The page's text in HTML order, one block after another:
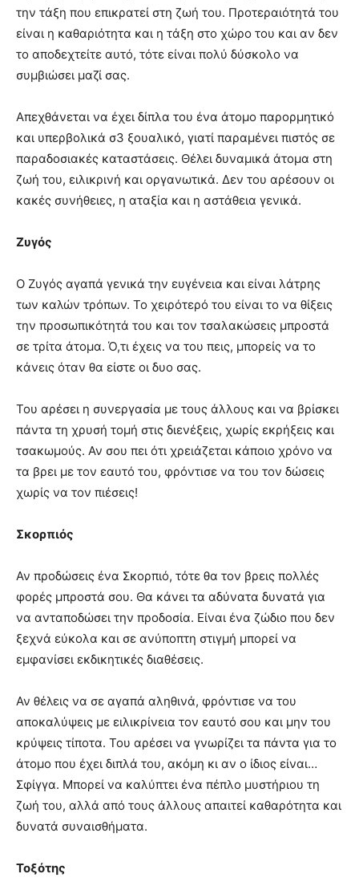
την τάξη που επικρατεί στη ζωή του. Προτεραιότητά του
είναι η καθαριότητα και η τάξη στο χώρο του και αν δεν
το αποδεχτείτε αυτό, τότε είναι πολύ δύσκολο να
συμβιώσει μαζί σας.
Απεχθάνεται να έχει δίπλα του ένα άτομο παρορμητικό
και υπερβολικά σ3 ξουαλικό, γιατί παραμένει πιστός σε
παραδοσιακές καταστάσεις. Θέλει δυναμικά άτομα στη
ζωή του, ειλικρινή και οργανωτικά. Δεν του αρέσουν οι
κακές συνήθειες, η αταξία και η αστάθεια γενικά.
Ζυγός
Ο Ζυγός αγαπά γενικά την ευγένεια και είναι λάτρης
των καλών τρόπων. Το χειρότερό του είναι το να θίξεις
την προσωπικότητά του και τον τσαλακώσεις μπροστά
σε τρίτα άτομα. Ό,τι έχεις να του πεις, μπορείς να το
κάνεις όταν θα είστε οι δυο σας.
Του αρέσει η συνεργασία με τους άλλους και να βρίσκει
πάντα τη χρυσή τομή στις διενέξεις, χωρίς εκρήξεις και
τσακωμούς. Αν σου πει ότι χρειάζεται κάποιο χρόνο να
τα βρει με τον εαυτό του, φρόντισε να του τον δώσεις
χωρίς να τον πιέσεις!
Σκορπιός
Αν προδώσεις ένα Σκορπιό, τότε θα τον βρεις πολλές
φορές μπροστά σου. Θα κάνει τα αδύνατα δυνατά για
να ανταποδώσει την προδοσία. Είναι ένα ζώδιο που δεν
ξεχνά εύκολα και σε ανύποπτη στιγμή μπορεί να
εμφανίσει εκδικητικές διαθέσεις.
Αν θέλεις να σε αγαπά αληθινά, φρόντισε να του
αποκαλύψεις με ειλικρίνεια τον εαυτό σου και μην του
κρύψεις τίποτα. Του αρέσει να γνωρίζει τα πάντα για το
άτομο που έχει διπλά του, ακόμη κι αν ο ίδιος είναι…
Σφίγγα. Μπορεί να καλύπτει ένα πέπλο μυστήριου τη
ζωή του, αλλά από τους άλλους απαιτεί καθαρότητα και
δυνατά συναισθήματα.
Τοξότης